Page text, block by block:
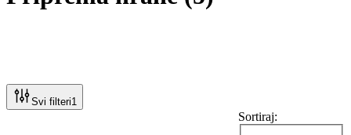
Svi filteri1
Sortiraj: